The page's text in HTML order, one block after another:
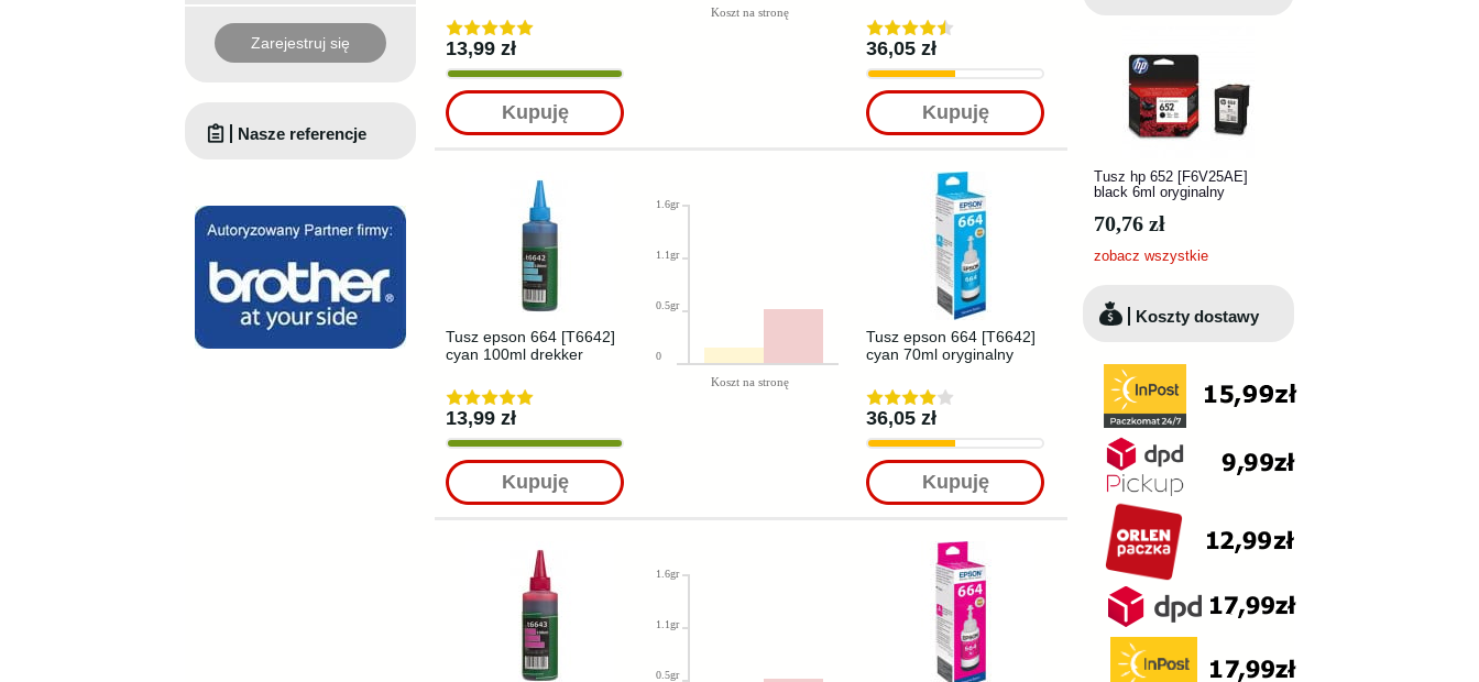
13,99 zł
Kupuję
Koszt na stronę
36,05 zł
Kupuję
Tusz epson 664 [T6642]
cyan 100ml drekker
13,99 zł
Kupuję
1.6gr
1.1gr
0.5gr
0
Koszt na stronę
Tusz epson 664 [T6642]
cyan 70ml oryginalny
36,05 zł
Kupuję
1.6gr
1.1gr
0.5gr
Zarejestruj się
Nasze referencje
Tusz hp 652 [F6V25AE]
black 6ml oryginalny
70,76 zł
zobacz wszystkie
Koszty dostawy